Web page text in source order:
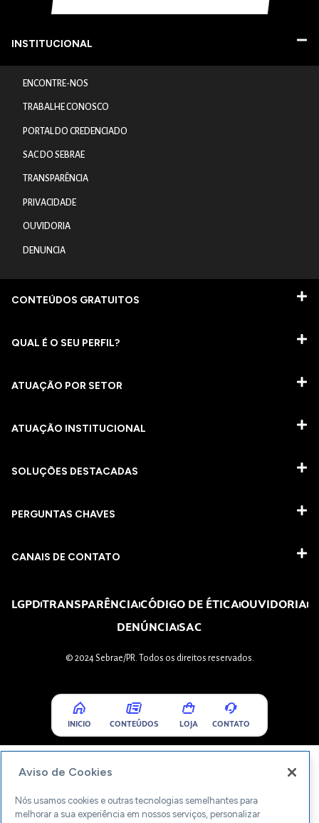
INSTITUCIONAL
ENCONTRE-NOS
TRABALHE CONOSCO
PORTAL DO CREDENCIADO
SAC DO SEBRAE
TRANSPARÊNCIA
PRIVACIDADE
OUVIDORIA
DENUNCIA
CONTEÚDOS GRATUITOS
QUAL É O SEU PERFIL?
ATUAÇÃO POR SETOR
ATUAÇÃO INSTITUCIONAL
SOLUÇÕES DESTACADAS
PERGUNTAS CHAVES​
CANAIS DE CONTATO
LGPDTRANSPARÊNCIACÓDIGO DE ÉTICAOUVIDORIA
DENÚNCIASAC
© 2024 Sebrae/PR. Todos os direitos reservados.
INICIO CONTEÚDOS LOJA CONTATO
Aviso de Cookies
Nós usamos cookies e outras tecnologias semelhantes para
melhorar a sua experiência em nossos serviços, personalizar